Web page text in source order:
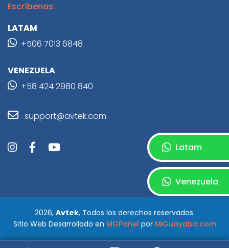
Latam
Venezuela
Escríbenos:
LATAM
+506 7013 6848
VENEZUELA
+58 424 2980 840
support@avtek.com
2026, Avtek, Todos los derechos reservados.
Sitio Web Desarrollado en MGPanel por MiGuayaba.com